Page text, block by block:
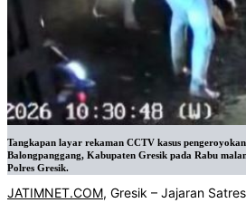
Tangkapan layar rekaman CCTV kasus
Balongpanggang, Kabupaten Gresik pada Rabu
Polres Gresik.
JATIMNET.COM, Gresik – Jajaran